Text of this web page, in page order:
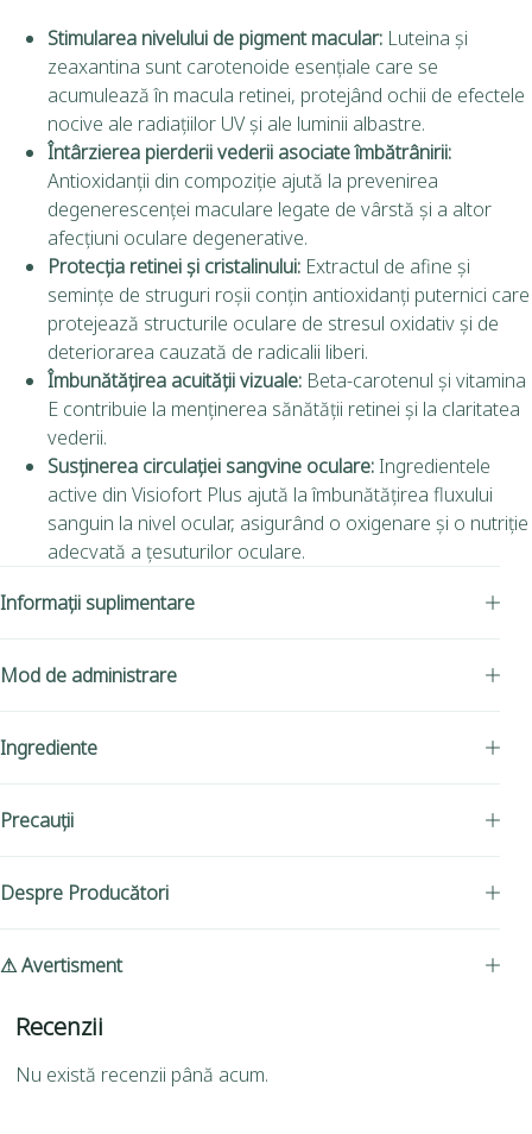
Stimularea nivelului de pigment macular: Luteina și
zeaxantina sunt carotenoide esențiale care se
acumulează în macula retinei, protejând ochii de efectele
nocive ale radiațiilor UV și ale luminii albastre.
Întârzierea pierderii vederii asociate îmbătrânirii:
Antioxidanții din compoziție ajută la prevenirea
degenerescenței maculare legate de vârstă și a altor
afecțiuni oculare degenerative.
Protecția retinei și cristalinului: Extractul de afine și
semințe de struguri roșii conțin antioxidanți puternici care
protejează structurile oculare de stresul oxidativ și de
deteriorarea cauzată de radicalii liberi.
Îmbunătățirea acuității vizuale: Beta-carotenul și vitamina
E contribuie la menținerea sănătății retinei și la claritatea
vederii.
Susținerea circulației sangvine oculare:Ingredientele
active din Visiofort Plus ajută la îmbunătățirea fluxului
sanguin la nivel ocular, asigurând o oxigenare și o nutriție
adecvată a țesuturilor oculare.
Informații suplimentare
Mod de administrare
Ingrediente
Precauții
Despre Producători
⚠ Avertisment
Recenzii
Nu există recenzii până acum.